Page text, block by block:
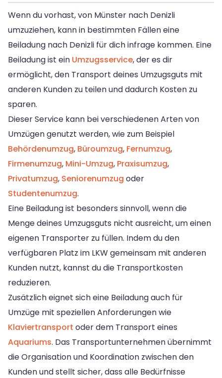
Wenn du vorhast, von Münster nach Denizli
umzuziehen, kann in bestimmten Fällen eine
Beiladung nach Denizli für dich infrage kommen. Eine
Beiladung ist ein Umzugsservice, der es dir
ermöglicht, den Transport deines Umzugsguts mit
anderen Kunden zu teilen und dadurch Kosten zu
sparen.
Dieser Service kann bei verschiedenen Arten von
Umzügen genutzt werden, wie zum Beispiel
Behördenumzug, Büroumzug, Fernumzug,
Firmenumzug, Mini-Umzug, Praxisumzug,
Privatumzug, Seniorenumzug oder
Studentenumzug.
Eine Beiladung ist besonders sinnvoll, wenn die
Menge deines Umzugsguts nicht ausreicht, um einen
eigenen Transporter zu füllen. Indem du den
verfügbaren Platz im LKW gemeinsam mit anderen
Kunden nutzt, kannst du die Transportkosten
reduzieren.
Zusätzlich eignet sich eine Beiladung auch für
Umzüge mit speziellen Anforderungen wie
Klaviertransport oder dem Transport eines
Aquariums. Das Transportunternehmen übernimmt
die Organisation und Koordination zwischen den
Kunden und stellt sicher, dass alle Bedürfnisse